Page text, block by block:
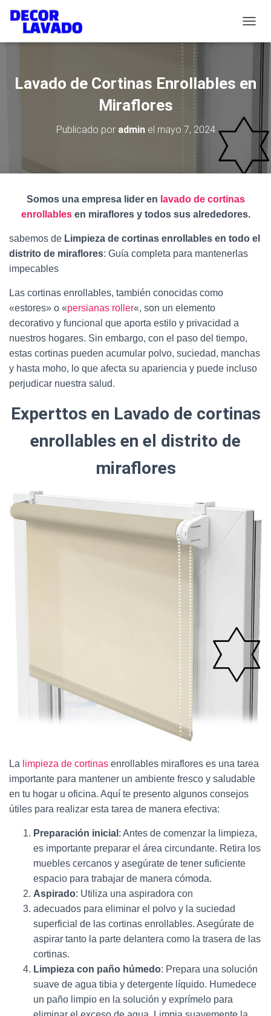
A
A
O
D
E
A
Lavado de Cortinas Enrollables en
Miraflores
Publicado por adminel mayo 7, 2024
Somos una empresa lider en lavado de cortinas
enrollablesen miraflores y todos sus alrededores.
sabemos de Limpieza de cortinas enrollables en todo el
distrito de miraflores: Guía completa para mantenerlas
impecables
Las cortinas enrollables, también conocidas como
«estores» o «persianas roller«, son un elemento
decorativo y funcional que aporta estilo y privacidad a
nuestros hogares. Sin embargo, con el paso del tiempo,
estas cortinas pueden acumular polvo, suciedad, manchas
y hasta moho, lo que afecta su apariencia y puede incluso
perjudicar nuestra salud.
Experttos en Lavado de cortinas
enrollables en el distrito de
miraflores
La limpieza de cortinas enrollables miraflores es una tarea
importante para mantener un ambiente fresco y saludable
en tu hogar u oficina. Aquí te presento algunos consejos
útiles para realizar esta tarea de manera efectiva:
Preparación inicial : Antes de comenzar la limpieza,
es importante preparar el área circundante. Retira los
muebles cercanos y asegúrate de tener suficiente
espacio para trabajar de manera cómoda.
Aspirado: Utiliza una aspiradora con
adecuados para eliminar el polvo y la suciedad
superficial de las cortinas enrollables. Asegúrate de
aspirar tanto la parte delantera como la trasera de las
cortinas.
Limpieza con paño húmedo: Prepara una solución
suave de agua tibia y detergente líquido. Humedece
un paño limpio en la solución y exprímelo para